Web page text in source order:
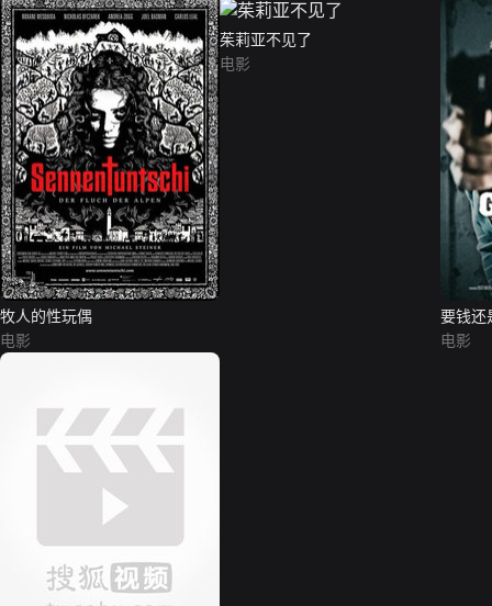
牧人的性玩偶
电影
茱莉亚不见了
电影
要钱还
电影